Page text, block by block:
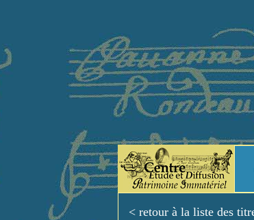
< retour à la liste des